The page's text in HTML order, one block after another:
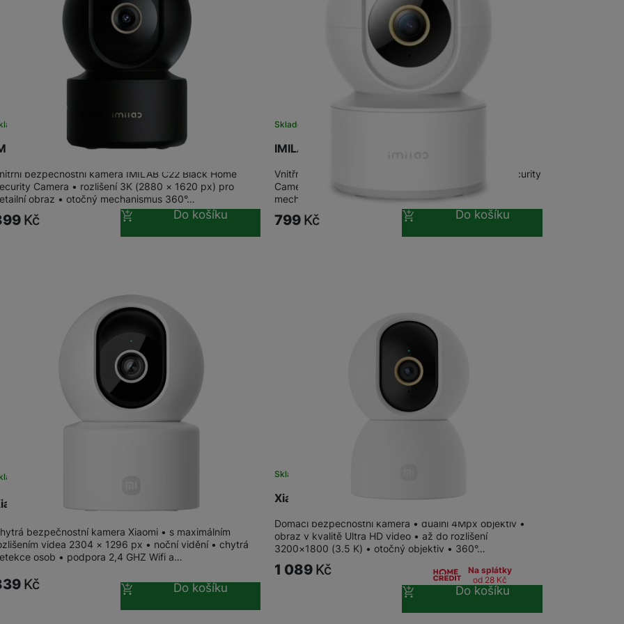
my nebo naši partneři, abychom vám mohli zobrazit vhodné obsahy nebo reklamy jak
stránkách třetích stran.
C22 BLACK Home Security Camera
bezpečnostní kamera IMILAB C22 Black Home
Camera • rozlišení 3K (2880 × 1620 px) pro
obraz • otočný mechanismus 360°…
Kč Do košíku
IMILAB C21MI Home Security Camera
Skladem
Vnitřní bezpečnostní kamera IMILAB C21MI Home Security
Camera • rozlišení 2.5K (2560 × 1440 px) • otočný
mechanismus 360° (pan) / 110° (tilt) • AI…
799 Kč Do košíku
Smart Camera C302
bezpečnostní kamera Xiaomi • s maximálním
videa 2304 × 1296 px • noční vidění • chytrá
osob • podpora 2,4 GHZ Wifi a…
Kč Do košíku
Xiaomi Smart Camera C500 EU
Skladem
Domácí bezpečnostní kamera • duální 4Mpx objektiv •
obraz v kvalitě Ultra HD video • až do rozlišení
3200×1800 (3.5 K) • otočný objektiv • 360°…
1 089 Kč
Na splátky
od 28 Kč
Do košíku